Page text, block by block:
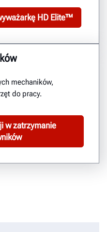
HD Elite™
mechaników,
do pracy.
w zatrzymanie